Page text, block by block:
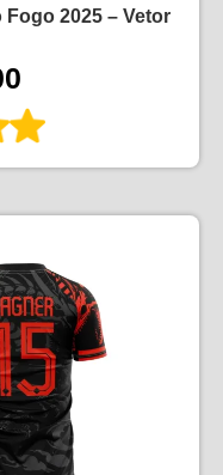
2025 – Vetor